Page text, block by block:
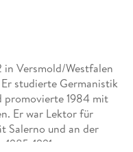
in Versmold/Westfalen
studierte Germanistik
promovierte 1984 mit
Er war Lektor für
Salerno und an der
1991 war er